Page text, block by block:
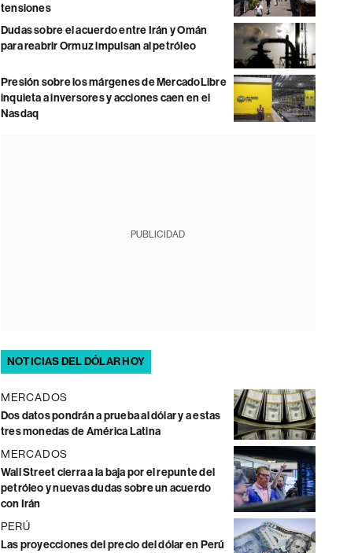
tensiones
Dudas sobre el acuerdo entre Irán y Omán
para reabrir Ormuz impulsan al petróleo
Presión sobre los márgenes de MercadoLibre
inquieta a inversores y acciones caen en el
Nasdaq
PUBLICIDAD
NOTICIAS DEL DÓLAR HOY
MERCADOS
Dos datos pondrán a prueba al dólar y a estas
tres monedas de América Latina
MERCADOS
Wall Street cierra a la baja por el repunte del
petróleo y nuevas dudas sobre un acuerdo
con Irán
PERÚ
Las proyecciones del precio del dólar en Perú